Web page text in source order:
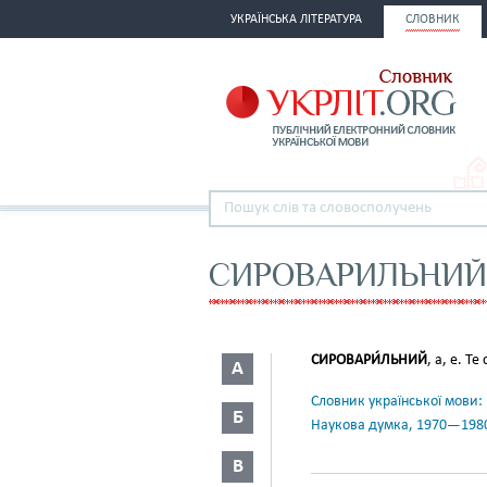
УКРАЇНСЬКА ЛІТЕРАТУРА СЛОВНИК
СИРОВАРИЛЬНИЙ
А
Б
В
СИРОВАРИ́ЛЬНИЙ, а, е. Те
Словник української
Наукова думка,